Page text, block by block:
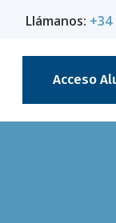
Llámanos: +34
Acceso